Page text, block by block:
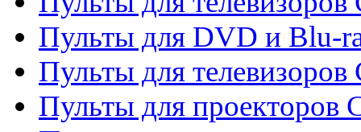
Пульты для DVD и Blu-
Пульты для телевизоров
Пульты для проекторов